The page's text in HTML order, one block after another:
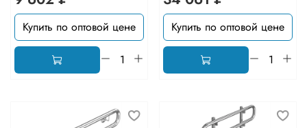
Купить по оптовой цене Купить по оптовой цене